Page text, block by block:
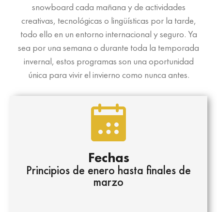
snowboard cada mañana y de actividades
creativas, tecnológicas o lingüísticas por la tarde,
todo ello en un entorno internacional y seguro. Ya
sea por una semana o durante toda la temporada
invernal, estos programas son una oportunidad
única para vivir el invierno como nunca antes.
Fechas
Principios de enero hasta finales de
marzo